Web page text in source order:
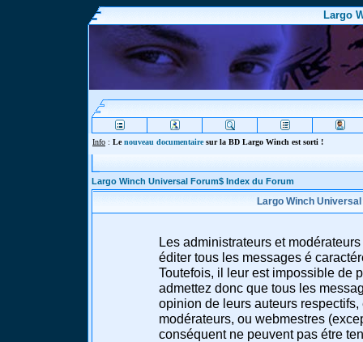
Largo
Info : Lenouveau documentairesur la BD Largo Winch est sorti !
Largo Winch Universal Forum$ Index du Forum
Largo Winch
Les administrateurs et
éditer tous les messages é
Toutefois, il leur est impossible de
admettez donc que tous les
opinion de leurs auteurs
modérateurs, ou webmestres
conséquent ne peuvent pas étre